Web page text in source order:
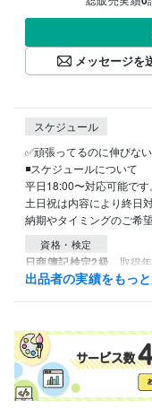
メッセージを
スケジュール
✅頑張ってるのに伸びな
◾️スケジュールについて
平日18:00〜対応可能です。
土日祝は内容により終日
資格・検定
日商簿記検定2級 取得
出品者の実績をもっ